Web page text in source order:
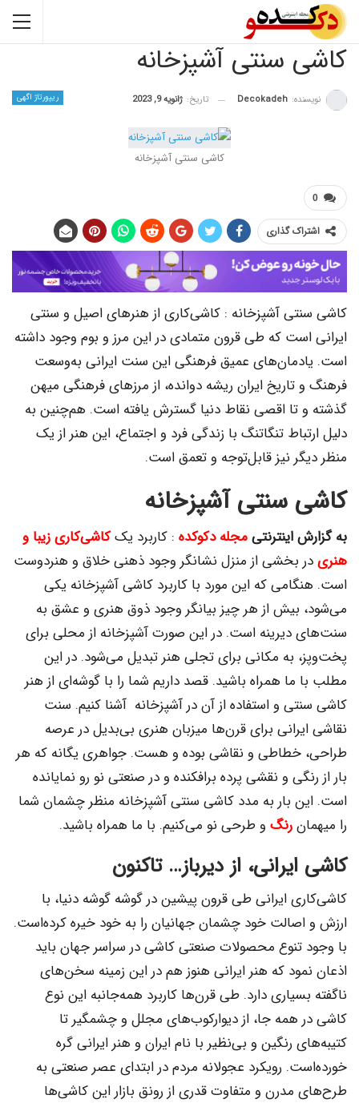
کاشی سنتی آشپزخانه
ریپورتاژ اگهی نویسنده: Decokadeh تاریخ: ژانویه 9, 2023
کاشی سنتی آشپزخانه
0
اشتراک گذاری
کاشی سنتی آشپزخانه : کاشی‌کاری از هنرهای اصیل و سنتی
ایرانی است که طی قرون متمادی در این مرز و بوم وجود داشته
است. یادمان‌های عمیق فرهنگی این سنت ایرانی به‌وسعت
فرهنگ و تاریخ ایران ریشه دوانده، از مرزهای فرهنگی میهن
گذشته و تا اقصی نقاط دنیا گسترش یافته است. هم‌چنین به
دلیل ارتباط تنگاتنگ با زندگی فرد و اجتماع، این هنر از یک
منظر دیگر نیز قابل‌توجه و تعمق است.
کاشی سنتی آشپزخانه
به گزارش اینترنتیمجله دکوکده : کاربرد یککاشی‌کاری زیبا و
هنریدر بخشی از منزل نشانگر وجود ذهنی خلاق و هنردوست
است. هنگامی که این مورد با کاربرد کاشی آشپزخانه یکی
می‌شود، بیش از هر چیز بیانگر وجود ذوق هنری و عشق به
سنت‌های دیرینه است. در این صورت آشپزخانه از محلی برای
پخت‌وپز، به مکانی برای تجلی هنر تبدیل می‌شود. در این
مطلب با ما همراه باشید. قصد داریم شما را با گوشه‌ای از هنر
کاشی سنتی و استفاده از آن در آشپزخانه آشنا کنیم. سنت
نقاشی ایرانی برای قرن‌ها میزبان هنری بی‌بدیل در عرصه
طراحی، خطاطی و نقاشی بوده و هست. جواهری یگانه که هر
بار از ‌رنگی و نقشی پرده برافکنده و در صنعتی نو رو نمایانده
است. این بار به مدد کاشی سنتی آشپزخانه منظر چشمان‌ شما
را میهمانرنگ و طرحی نو می‌کنیم. با ما همراه باشید.
کاشی ایرانی، از دیرباز… تاکنون
کاشی‌کاری ایرانی طی قرون پیشین در گوشه گوشه دنیا، با
ارزش و اصالت خود چشمان جهانیان را به خود خیره کرده‌است.
با وجود تنوع محصولات صنعتی کاشی در سراسر جهان باید
اذعان نمود که هنر ایرانی هنوز هم در این زمینه سخن‌های
ناگفته بسیاری دارد. طی قرن‌ها کاربرد همه‌جانبه این نوع
کاشی در همه جا، از دیوارکوب‌های مجلل و چشمگیر تا
کتیبه‌های رنگین و بی‌نظیر با نام ایران و هنر ایرانی گره
خورده‌است. رویکرد عجولانه مردم در ابتدای عصر صنعتی به
طرح‌های مدرن و متفاوت قدری از رونق بازار این کاشی‌ها